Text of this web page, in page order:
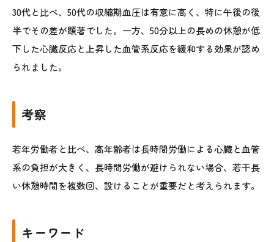
30代と比べ、50代の収縮期血圧は有意に高く、特に午後の後
半でその差が顕著でした。一方、50分以上の長めの休憩が低
下した心臓反応と上昇した血管系反応を緩和する効果が認め
られました。
考察
若年労働者と比べ、高年齢者は長時間労働による心臓と血管
系の負担が大きく、長時間労働が避けられない場合、若干長
い休憩時間を複数回、設けることが重要だと考えられます。
キーワード